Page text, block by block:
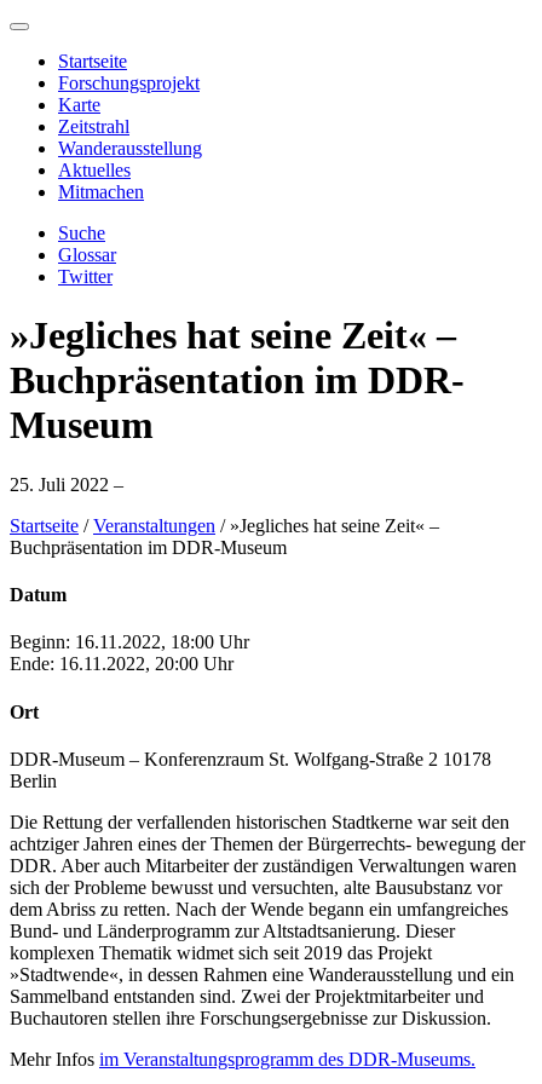
Startseite
Forschungsprojekt
Karte
Zeitstrahl
Wanderausstellung
Aktuelles
Mitmachen
Suche
Glossar
Twitter
»Jegliches hat seine Zeit« –
Buchpräsentation im DDR-
Museum
25. Juli 2022 –
Startseite /Veranstaltungen / »Jegliches hat seine Zeit« –
Buchpräsentation im DDR-Museum
Datum
Beginn: 16.11.2022, 18:00 Uhr
Ende: 16.11.2022, 20:00 Uhr
Ort
DDR-Museum – Konferenzraum St. Wolfgang-Straße 2 10178
Berlin
Die Rettung der verfallenden historischen Stadtkerne war seit den
achtziger Jahren eines der Themen der Bürgerrechts- bewegung der
DDR. Aber auch Mitarbeiter der zuständigen Verwaltungen waren
sich der Probleme bewusst und versuchten, alte Bausubstanz vor
dem Abriss zu retten. Nach der Wende begann ein umfangreiches
Bund- und Länderprogramm zur Altstadtsanierung. Dieser
komplexen Thematik widmet sich seit 2019 das Projekt
»Stadtwende«, in dessen Rahmen eine Wanderausstellung und ein
Sammelband entstanden sind. Zwei der Projektmitarbeiter und
Buchautoren stellen ihre Forschungsergebnisse zur Diskussion.
Mehr Infos im Veranstaltungsprogramm des DDR-Museums.